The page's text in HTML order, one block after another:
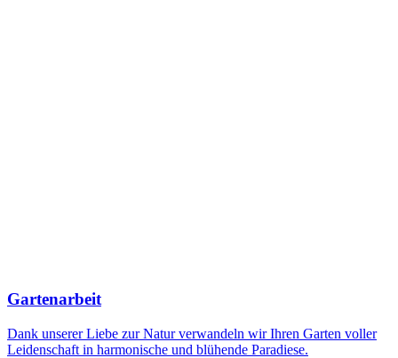
Gartenarbeit
Dank unserer Liebe zur Natur verwandeln wir Ihren Garten voller
Leidenschaft in harmonische und blühende Paradiese.